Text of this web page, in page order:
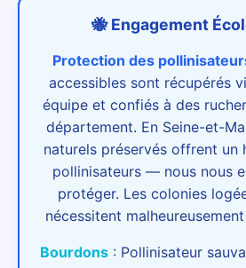
🐝 Engagement
Protection des
accessibles sont récupérés
équipe et confiés à des
département. En Seine-et-
naturels préservés offrent un
pollinisateurs — nous nous
protéger. Les colonies
nécessitent
Bourdons : Pollinisateur